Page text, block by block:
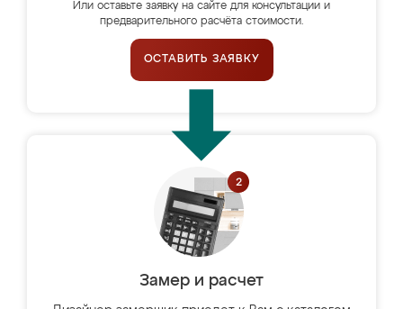
Или оставьте заявку на сайте для консультации и
предварительного расчёта стоимости.
ОСТАВИТЬ ЗАЯВКУ
Замер и расчет